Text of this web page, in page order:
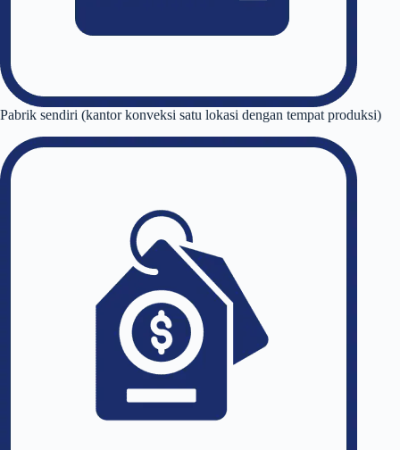
Pabrik sendiri (kantor konveksi satu lokasi dengan tempat produksi)